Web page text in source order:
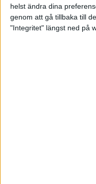
helst ändra dina
genom att gå tillbaka till
"Integritet" längst ned på